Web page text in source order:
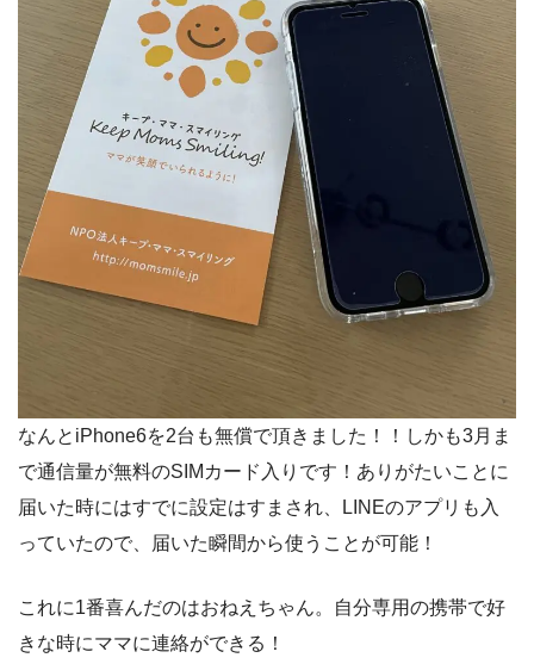
なんとiPhone6を2台も無償で頂きました！！しかも3月ま
で通信量が無料のSIMカード入りです！ありがたいことに
届いた時にはすでに設定はすまされ、LINEのアプリも入
っていたので、届いた瞬間から使うことが可能！
これに1番喜んだのはおねえちゃん。自分専用の携帯で好
きな時にママに連絡ができる！